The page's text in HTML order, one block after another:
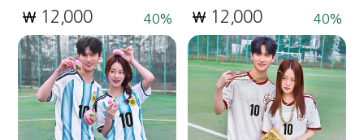
12,000 40 12,000 40